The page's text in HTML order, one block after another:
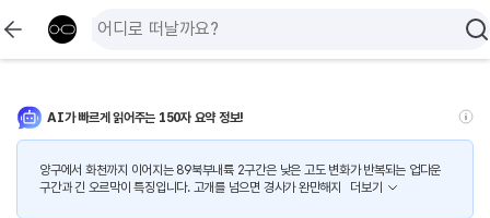
AI가 빠르게 읽어주는 150자 요약 정보!
양구에서 화천까지 이어지는 89북부내륙 2구간은 낮은 고도 변화가 반복되는 업다운
구간과 긴 오르막이 특징입니다. 고개를 넘으면 경사가 완만해지
더보기